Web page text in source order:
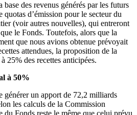
des revenus générés par les futurs
quotas d’émission pour le secteur du
(voir autres nouvelles), qui entreront
le Fonds. Toutefois, alors que la
que nous avions obtenue prévoyait
attendues, la proposition de la
25% des recettes anticipées.
à 50%
générer un apport de 72,2 milliards
les calculs de la Commission
du Fonds reste le même que celui prévu